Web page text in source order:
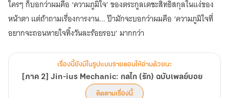
(รัก)
ฉบับ
เพลย์บอย
ใครๆ ก็บอกว่าผมคือ ‘ความภูมิใจ’ ของตระกูลเตชะสิทธิสกุลในแง่ของ
หน้าตา แต่ถ้าถามเรื่องการงาน... ป๊ามักจะบอกว่าผมคือ ‘ความภูมิใจที่
อยากจะถอนหายใจทิ้งวันละร้อยรอบ’ มากกว่า
เรื่องนี้ยังมีในรูปแบบรายตอนให้อ่านด้วยนะ
[ภาค 2] Jin-ius Mechanic: กลไก (รัก) ฉบับเพลย์บอย
ติดตามเรื่องนี้